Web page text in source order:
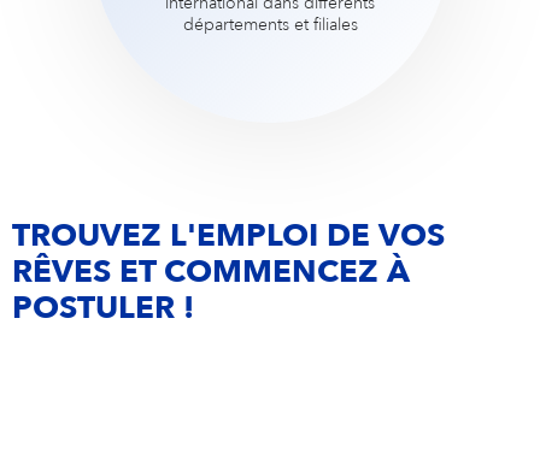
international dans différents
départements et filiales
TROUVEZ L'EMPLOI DE VOS
RÊVES ET COMMENCEZ À
POSTULER !